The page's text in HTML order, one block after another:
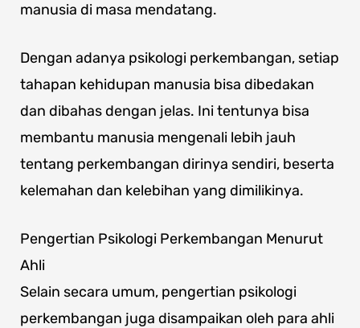
manusia di masa mendatang.
Dengan adanya psikologi perkembangan, setiap
tahapan kehidupan manusia bisa dibedakan
dan dibahas dengan jelas. Ini tentunya bisa
membantu manusia mengenali lebih jauh
tentang perkembangan dirinya sendiri, beserta
kelemahan dan kelebihan yang dimilikinya.
Pengertian Psikologi Perkembangan Menurut
Ahli
Selain secara umum, pengertian psikologi
perkembangan juga disampaikan oleh para ahli